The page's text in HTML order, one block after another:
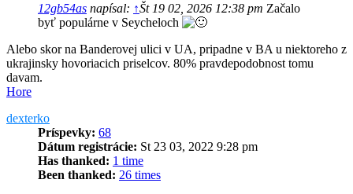
12gb54as napísal: ↑Št 19 02, 2026 12:38 pm Začalo
byť populárne v Seycheloch
Alebo skor na Banderovej ulici v UA, pripadne v BA u niektoreho z
ukrajinsky hovoriacich priselcov. 80% pravdepodobnost tomu
davam.
Hore
dexterko
Príspevky: 68
Dátum registrácie: St 23 03, 2022 9:28 pm
Has thanked: 1 time
Been thanked: 26 times